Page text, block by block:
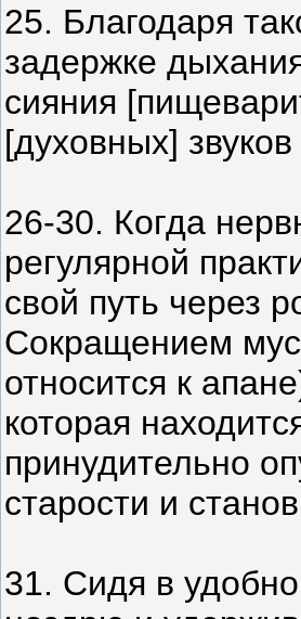
25. Благодаря
задержке
сияния
[духовных]
26-30. Когда
регулярной
свой путь через
Сокращением
относится к
которая
принудительно
старости и
31. Сидя в